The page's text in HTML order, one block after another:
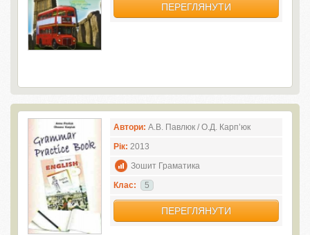
ПЕРЕГЛЯНУТИ
Автори: А.В. Павлюк / О.Д. Карп’юк
Рік: 2013
Зошит Граматика
Клас:
5
ПЕРЕГЛЯНУТИ